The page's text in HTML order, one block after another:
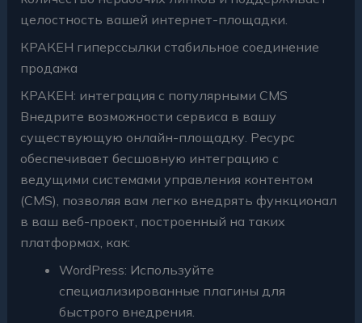
целостность вашей интернет-площадки.
КРАКЕН гиперссылки стабильное соединение
продажа
КРАКЕН: интеграция с популярными CMS
Внедрите возможности сервиса в вашу
существующую онлайн-площадку. Ресурс
обеспечивает бесшовную интеграцию с
ведущими системами управления контентом
(CMS), позволяя вам легко внедрять функционал
в ваш веб-проект, построенный на таких
платформах, как:
WordPress: Используйте
специализированные плагины для
быстрого внедрения.